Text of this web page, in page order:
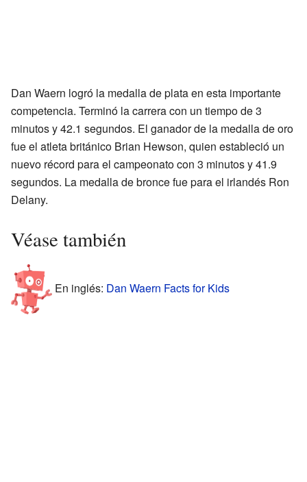
Dan Waern logró la medalla de plata en esta importante
competencia. Terminó la carrera con un tiempo de 3
minutos y 42.1 segundos. El ganador de la medalla de oro
fue el atleta británico Brian Hewson, quien estableció un
nuevo récord para el campeonato con 3 minutos y 41.9
segundos. La medalla de bronce fue para el irlandés Ron
Delany.
Véase también
En inglés: Dan Waern Facts for Kids